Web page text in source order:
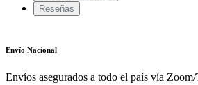
Reseñas
Envío Nacional
Envíos asegurados a todo el país vía Zoom/